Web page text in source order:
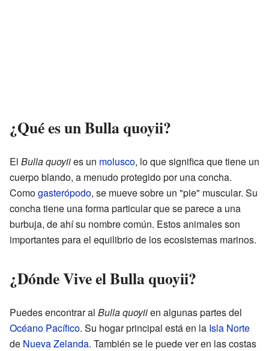
¿Qué es un Bulla quoyii?
El Bulla quoyiies un molusco, lo que significa que tiene un
cuerpo blando, a menudo protegido por una concha.
Comogasterópodo, se mueve sobre un "pie" muscular. Su
concha tiene una forma particular que se parece a una
burbuja, de ahí su nombre común. Estos animales son
importantes para el equilibrio de los ecosistemas marinos.
¿Dónde Vive el Bulla quoyii?
Puedes encontrar al Bulla quoyiien algunas partes del
Océano Pacífico. Su hogar principal está en la Isla Norte
de Nueva Zelanda. También se le puede ver en las costas